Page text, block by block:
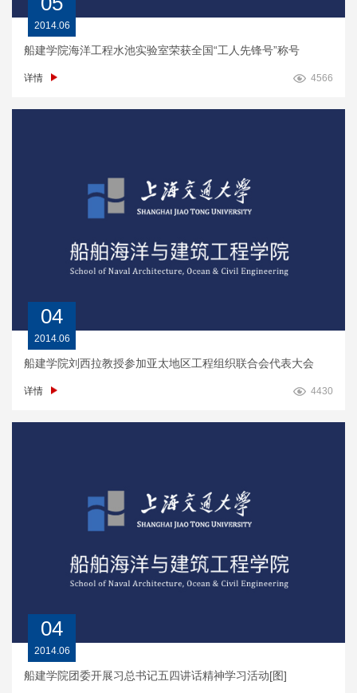
2014.06
船建学院海洋工程水池实验室荣获全国“工人先锋号”称号
详情 4566
04
2014.06
船建学院刘西拉教授参加亚太地区工程组织联合会代表大会
详情 4430
04
2014.06
船建学院团委开展习总书记五四讲话精神学习活动[图]